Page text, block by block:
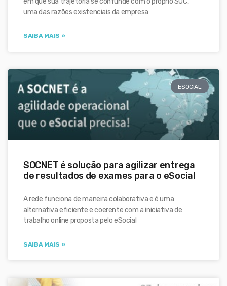
uma das razões existenciais da empresa
SAIBA MAIS »
ESOCIAL
SOCNET é solução para agilizar entrega
de resultados de exames para o eSocial
A rede funciona de maneira colaborativa e é uma
alternativa eficiente e coerente com a iniciativa de
trabalho online proposta pelo eSocial
SAIBA MAIS »